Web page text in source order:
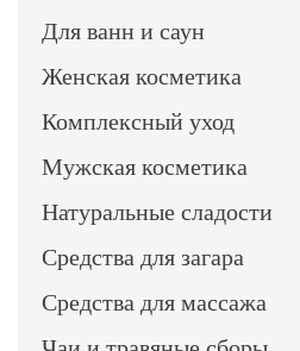
Для ванн и саун
Женская косметика
Комплексный уход
Мужская косметика
Натуральные сладости
Средства для загара
Средства для массажа